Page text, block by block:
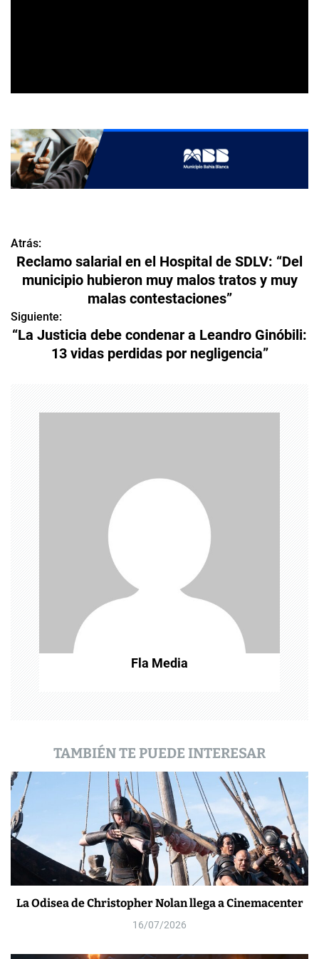
N
e
Atrás:
Reclamo salarial en el Hospital de SDLV: “Del
municipio hubieron muy malos tratos y muy
malas contestaciones”
Siguiente:
“La Justicia debe condenar a Leandro Ginóbili:
13 vidas perdidas por negligencia”
Fla Media
TAMBIÉN TE PUEDE INTERESAR
La Odisea de Christopher Nolan llega a Cinemacenter
16/07/2026